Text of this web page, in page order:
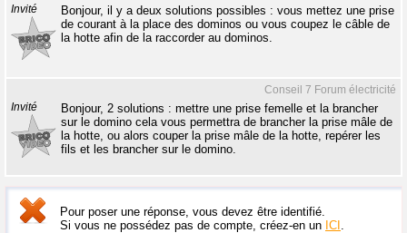
Invité
Bonjour, il y a deux solutions possibles : vous mettez une prise
de courant à la place des dominos ou vous coupez le câble de
la hotte afin de la raccorder au dominos.
Conseil 7 Forum électricité
Invité
Bonjour, 2 solutions : mettre une prise femelle et la brancher
sur le domino cela vous permettra de brancher la prise mâle de
la hotte, ou alors couper la prise mâle de la hotte, repérer les
fils et les brancher sur le domino.
Pour poser une réponse, vous devez être identifié.
Si vous ne possédez pas de compte, créez-en un ICI .